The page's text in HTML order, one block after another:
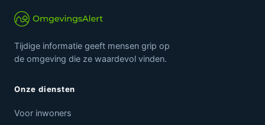
Tijdige informatie geeft mensen grip op
de omgeving die ze waardevol vinden.
Onze diensten
Voor inwoners